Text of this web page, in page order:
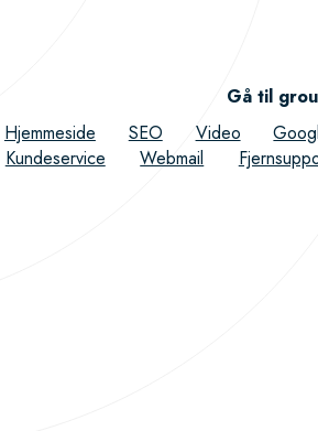
Gå til
Hjemmeside
SEO Video
Kundeservice
Webmail